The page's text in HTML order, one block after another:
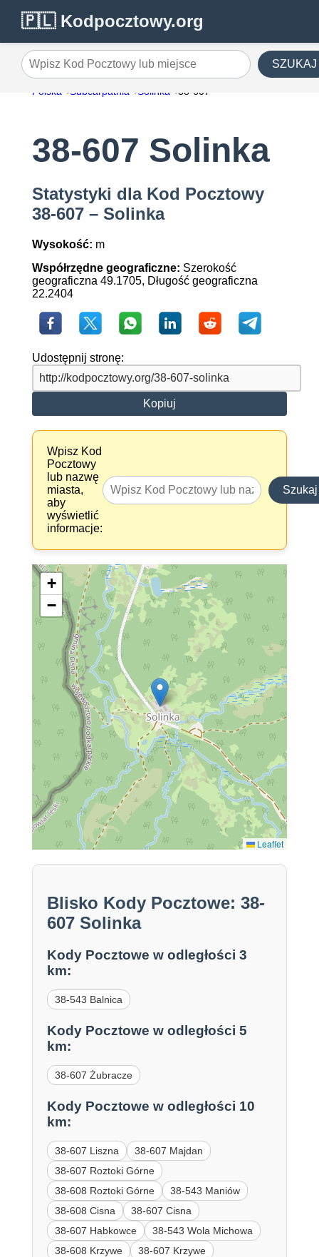
🇵🇱 Kodpocztowy.org
Wpisz Kod Pocztowy lub miejsce SZUKAJ
Polska Subcarpathia Solinka 38-607
38-607 Solinka
Statystyki dla Kod Pocztowy
38-607 – Solinka
Wysokość: m
Współrzędne geograficzne: Szerokość
geograficzna 49.1705, Długość geograficzna
22.2404
Udostępnij stronę:
Kopiuj
Wpisz Kod
Pocztowy
lub nazwę
miasta,
aby
wyświetlić
informacje:
Szukaj
+
−
Leaflet
Blisko Kody Pocztowe: 38-
607 Solinka
Kody Pocztowe w odległości 3
km:
38-543 Balnica
Kody Pocztowe w odległości 5
km:
38-607 Żubracze
Kody Pocztowe w odległości 10
km:
38-607 Liszna
38-607 Majdan
38-607 Roztoki Górne
38-608 Roztoki Górne
38-543 Maniów
38-608 Cisna
38-607 Cisna
38-607 Habkowce
38-543 Wola Michowa
38-608 Krzywe
38-607 Krzywe